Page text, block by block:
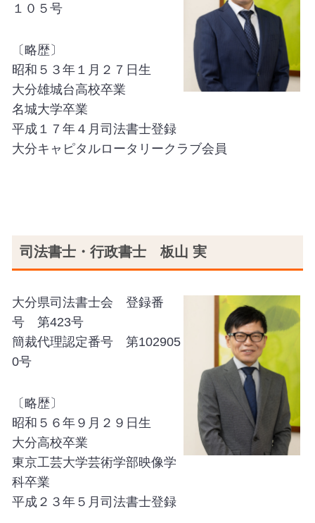
１０５号
〔略歴〕
昭和５３年１月２７日生
大分雄城台高校卒業
名城大学卒業
平成１７年４月司法書士登録
大分キャピタルロータリークラブ会員
司法書士・行政書士 板山 実
大分県司法書士会 登録番
号 第423号
簡裁代理認定番号 第102905
0号
〔略歴〕
昭和５６年９月２９日生
大分高校卒業
東京工芸大学芸術学部映像学
科卒業
平成２３年５月司法書士登録